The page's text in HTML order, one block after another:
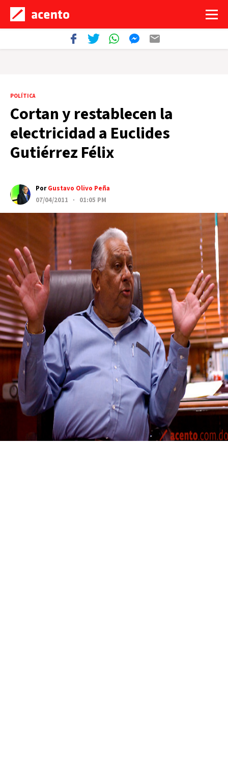
POLÍTICA
Cortan y restablecen la
electricidad a Euclides
Gutiérrez Félix
PorGustavo Olivo Peña
07/04/2011 · 01:05 PM